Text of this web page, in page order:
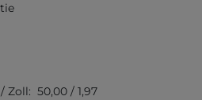
50,00 / 1,97